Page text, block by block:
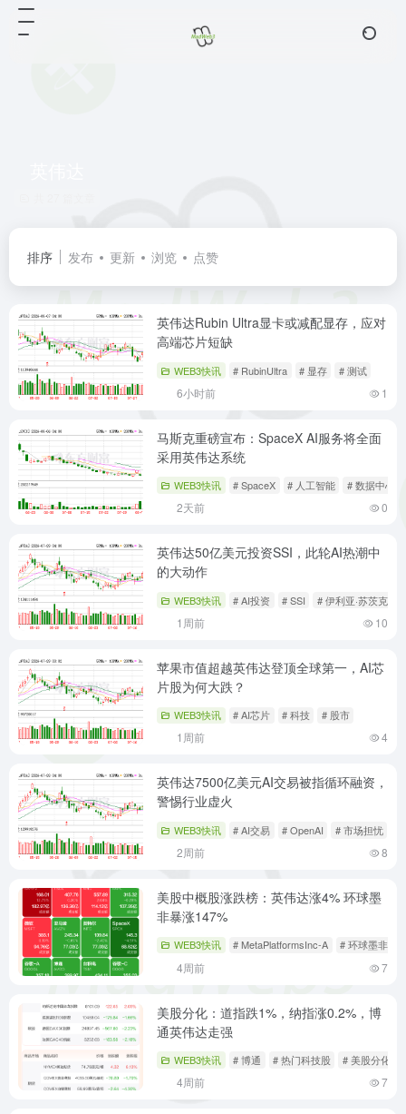
排序 发布 更新 浏览 点赞
英伟达Rubin Ultra显卡或减配显存，应对
高端芯片短缺
WEB3快讯 # RubinUltra # 显存 # 测试
6小时前 1
马斯克重磅宣布：SpaceX AI服务将全面
采用英伟达系统
WEB3快讯 # SpaceX # 人工智能 # 数据中心
2天前 0
英伟达50亿美元投资SSI，此轮AI热潮中
的大动作
WEB3快讯 # AI投资 # SSI # 伊利亚·苏茨克维
1周前 10
苹果市值超越英伟达登顶全球第一，AI芯
片股为何大跌？
WEB3快讯 # AI芯片 # 科技 # 股市
1周前 4
英伟达7500亿美元AI交易被指循环融资，
警惕行业虚火
WEB3快讯 # AI交易 # OpenAI # 市场担忧
2周前 8
美股中概股涨跌榜：英伟达涨4% 环球墨
非暴涨147%
WEB3快讯 # MetaPlatformsInc-A # 环球墨非
4周前 7
美股分化：道指跌1%，纳指涨0.2%，博
通英伟达走强
WEB3快讯 # 博通 # 热门科技股 # 美股分化
4周前 7